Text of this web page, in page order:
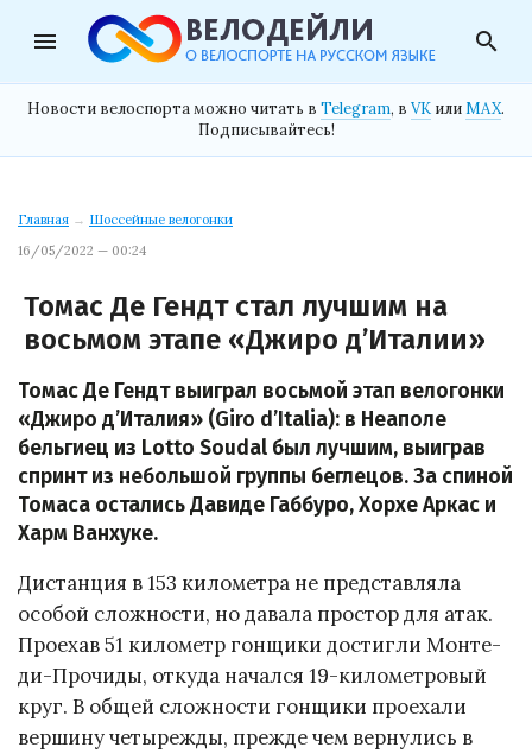
menu search
Новости велоспорта можно читать в Telegram, в VK илиMAX.
Подписывайтесь!
Главная → Шоссейные велогонки
16/05/2022 — 00:24
Томас Де Гендт стал лучшим на
восьмом этапе «Джиро д’Италии»
Томас Де Гендт выиграл восьмой этап велогонки
«Джиро д’Италия» (Giro d’Italia): в Неаполе
бельгиец из Lotto Soudal был лучшим, выиграв
спринт из небольшой группы беглецов. За спиной
Томаса остались Давиде Габбуро, Хорхе Аркас и
Харм Ванхуке.
Дистанция в 153 километра не представляла
особой сложности, но давала простор для атак.
Проехав 51 километр гонщики достигли Монте-
ди-Прочиды, откуда начался 19-километровый
круг. В общей сложности гонщики проехали
вершину четырежды, прежде чем вернулись в